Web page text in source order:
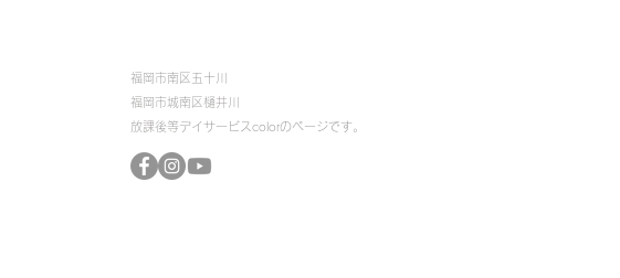
福岡市南区五十川
​ ​福岡市城南区樋井川
放課後等デイサービスcolorのページです。